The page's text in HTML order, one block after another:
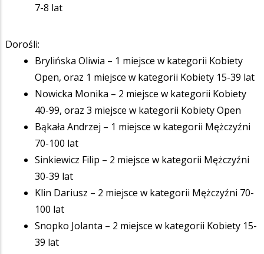
7-8 lat
Dorośli:
Brylińska Oliwia – 1 miejsce w kategorii Kobiety
Open, oraz 1 miejsce w kategorii Kobiety 15-39 lat
Nowicka Monika – 2 miejsce w kategorii Kobiety
40-99, oraz 3 miejsce w kategorii Kobiety Open
Bąkała Andrzej – 1 miejsce w kategorii Mężczyźni
70-100 lat
Sinkiewicz Filip – 2 miejsce w kategorii Mężczyźni
30-39 lat
Klin Dariusz – 2 miejsce w kategorii Mężczyźni 70-
100 lat
Snopko Jolanta – 2 miejsce w kategorii Kobiety 15-
39 lat